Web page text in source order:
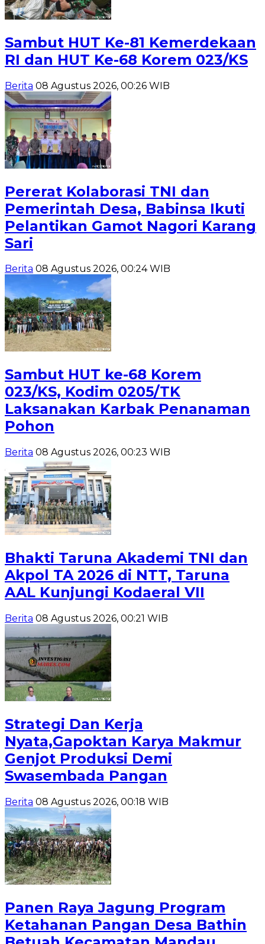
Sambut HUT Ke-81 Kemerdekaan
RI dan HUT Ke-68 Korem 023/KS
Berita 08 Agustus 2026, 00:26 WIB
Pererat Kolaborasi TNI dan
Pemerintah Desa, Babinsa Ikuti
Pelantikan Gamot Nagori Karang
Sari
Berita 08 Agustus 2026, 00:24 WIB
Sambut HUT ke-68 Korem
023/KS, Kodim 0205/TK
Laksanakan Karbak Penanaman
Pohon
Berita 08 Agustus 2026, 00:23 WIB
Bhakti Taruna Akademi TNI dan
Akpol TA 2026 di NTT, Taruna
AAL Kunjungi Kodaeral VII
Berita 08 Agustus 2026, 00:21 WIB
Strategi Dan Kerja
Nyata,Gapoktan Karya Makmur
Genjot Produksi Demi
Swasembada Pangan
Berita 08 Agustus 2026, 00:18 WIB
Panen Raya Jagung Program
Ketahanan Pangan Desa Bathin